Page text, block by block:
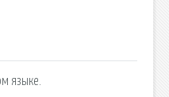
языке.